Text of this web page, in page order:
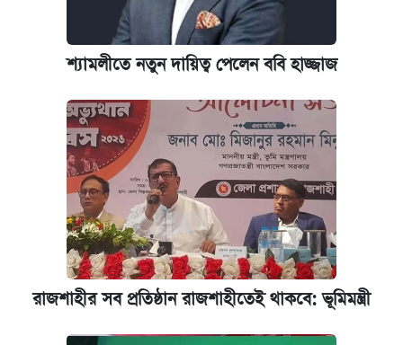
শ্যামলীতে নতুন দায়িত্ব পেলেন ববি হাজ্জাজ
রাজশাহীর সব প্রতিষ্ঠান রাজশাহীতেই থাকবে: ভূমিমন্ত্রী